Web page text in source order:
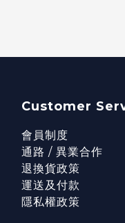
Customer
會員制度
通路 / 異業合作
退換貨政策
運送及付款
隱私權政策